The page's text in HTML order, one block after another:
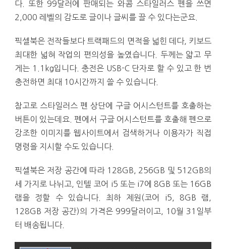
다. 또한 99달러에 판매되는 와콤 스타일러스 펜을 쓰면
2,000 레벨의 감도로 글이나 글씨를 끌 수 있다는군요.
픽셀북은 전작들보다 트랙패드의 면적을 넓힌 데다, 키보드
최대한 넓혀 작업의 편의성을 높였습니다. 두께는 얇고 무
게는 1.1kg입니다. 충전은 USB-C 단자로 할 수 있고 한 번
충전하면 최대 10시간까지 쓸 수 있습니다.
참고로 스타일러스 펜 상단에 구글 어시스턴트를 호출하는
버튼이 있는데요. 펜에서 구글 어시스턴트를 호출해 펜으로
강조한 이미지를 웹사이트에서 검색하거나 이용자가 직접
명령을 지시할 수도 있습니다.
픽셀북은 저장 공간에 따라 128GB, 256GB 및 512GB의
세 가지로 나뉘고, 인텔 코어 i5 또는 i7에 8GB 또는 16GB
램을 정할 수 있습니다. 최하 제원(코어 i5, 8GB 램,
128GB 저장 공간)의 가격은 999달러이고, 10월 31일부
터 배송됩니다.